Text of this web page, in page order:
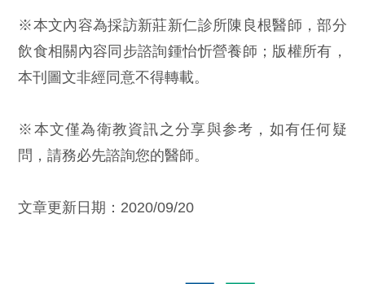
※本文內容為採訪新莊新仁診所陳良根醫師，部分
飲食相關內容同步諮詢鍾怡忻營養師；版權所有，
本刊圖文非經同意不得轉載。
※本文僅為衛教資訊之分享與参考，如有任何疑
問，請務必先諮詢您的醫師。
文章更新日期：2020/09/20